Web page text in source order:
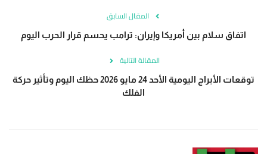
المقال السابق
اتفاق سلام بين أمريكا وإيران: ترامب يحسم قرار الحرب اليوم
المقالة التالية
توقعات الأبراج اليومية الأحد 24 مايو 2026 حظك اليوم وتأثير حركة
الفلك